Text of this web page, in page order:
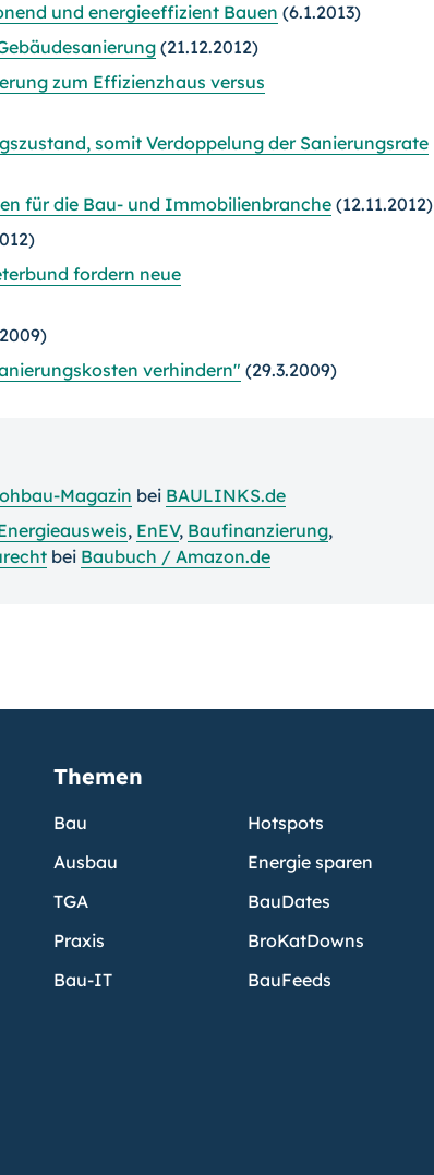
und energieeffizient Bauen (6.1.2013)
(21.12.2012)
zum Effizienzhaus versus
somit Verdoppelung der Sanierungsrate
für die Bau- und Immobilienbranche (12.11.2012)
fordern neue
verhindern" (29.3.2009)
Magazin bei BAULINKS.de
, EnEV, Baufinanzierung,
bei Baubuch / Amazon.de
Themen
Bau
Ausbau
TGA
Praxis
Bau-IT
Hotspots
Energie sparen
BauDates
BroKatDowns
BauFeeds